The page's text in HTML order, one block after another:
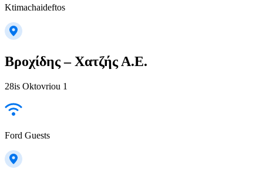
Ktimachaideftos
Βροχίδης – Χατζής Α.Ε.
28is Oktovriou 1
Ford Guests